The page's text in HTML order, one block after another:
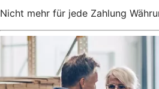
Nicht mehr für jede Zahlung